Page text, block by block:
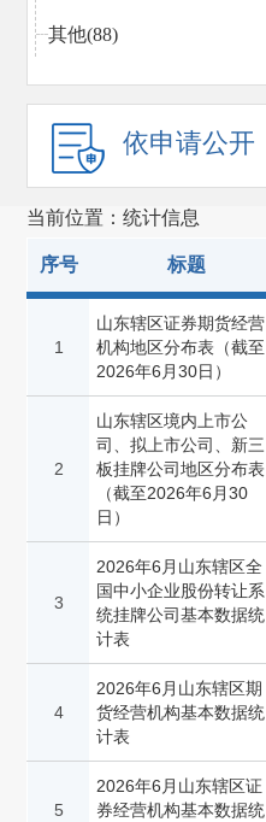
其他(88)
依申请公开
当前位置：统计信息
序号 标题
1
山东辖区证券期货经营
机构地区分布表（截至
2026年6月30日）
2
山东辖区境内上市公
司、拟上市公司、新三
板挂牌公司地区分布表
（截至2026年6月30
日）
3
2026年6月山东辖区全
国中小企业股份转让系
统挂牌公司基本数据统
计表
4
2026年6月山东辖区期
货经营机构基本数据统
计表
5
2026年6月山东辖区证
券经营机构基本数据统